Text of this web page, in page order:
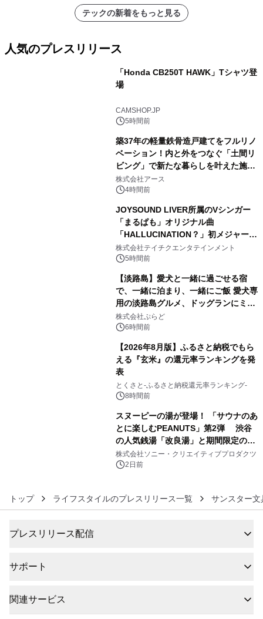
テックの新着をもっと見る
人気のプレスリリース
「Honda CB250T HAWK」Tシャツ登
場
CAMSHOP.JP
5時間前
築37年の軽量鉄骨造戸建てをフルリノ
ベーション！内と外をつなぐ「土間リ
ビング」で新たな暮らしを叶えた施工
事例を株式会社アースが公開
株式会社アース
4時間前
JOYSOUND LIVER所属のVシンガー
「まるぱも」オリジナル曲
「HALLUCINATION？」初メジャー配
信リリース決定！
株式会社テイチクエンタテインメント
5時間前
【淡路島】愛犬と一緒に過ごせる宿
で、一緒に泊まり、一緒にご飯 愛犬専
用の淡路島グルメ、ドッグランにミニ
プール グランピングとトレーラーハウ
スの2施設で
株式会社ぷらど
6時間前
【2026年8月版】ふるさと納税でもら
える『玄米』の還元率ランキングを発
表
とくさと-ふるさと納税還元率ランキング-
8時間前
スヌーピーの湯が登場！ 「サウナのあ
とに楽しむPEANUTS」第2弾 渋谷
の人気銭湯「改良湯」と期間限定のコ
ラボレーション サウナイキタイコラ
ボグッズも発売決定！
株式会社ソニー・クリエイティブプロダクツ
2日前
トップ ライフスタイルのプレスリリース一覧 サンスター文
プレスリリース配信
サポート
関連サービス